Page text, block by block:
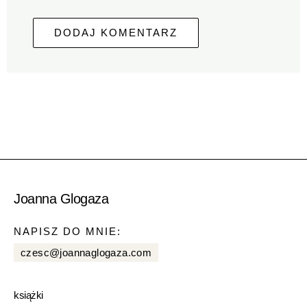
Joanna Glogaza
NAPISZ DO MNIE:
czesc@joannaglogaza.com
książki